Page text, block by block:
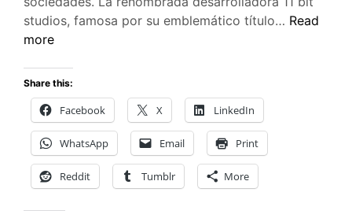
studios, famosa por su emblemático título… Frostpunk
Read
more
Share this:
Facebook X LinkedIn
WhatsApp Email Print
Reddit Tumblr More